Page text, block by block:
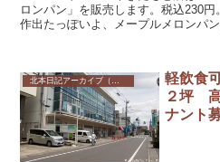
ロンパン」を販売します。税込230
作出たっぽいよ、メープルメロンパ
北本日記アーカイブ（記録保存）
軽飲食
２坪
ナント